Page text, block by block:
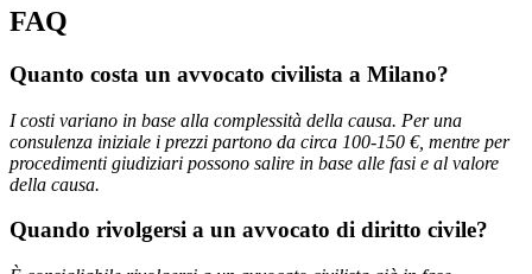
FAQ
Quanto costa un avvocato civilista a Milano?
I costi variano in base alla complessità della causa. Per una
consulenza iniziale i prezzi partono da circa 100-150 €, mentre per
procedimenti giudiziari possono salire in base alle fasi e al valore
della causa.
Quando rivolgersi a un avvocato di diritto civile?